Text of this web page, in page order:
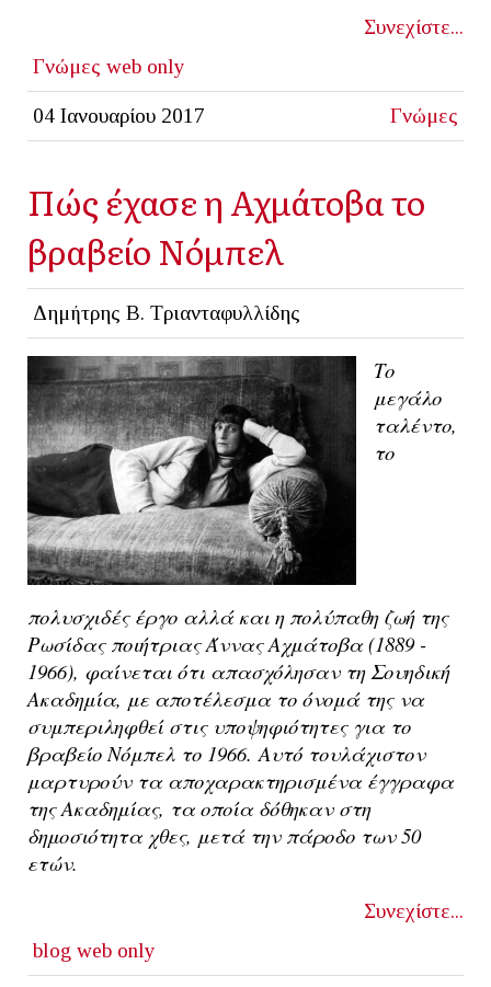
Συνεχίστε...
Γνώμες web only
04 Ιανουαρίου 2017 Γνώμες
Πώς έχασε η Αχμάτοβα το
βραβείο Νόμπελ
Δημήτρης Β. Τριανταφυλλίδης
Το
μεγάλο
ταλέντο,
το
πολυσχιδές έργο αλλά και η πολύπαθη ζωή της
Ρωσίδας ποιήτριας Άννας Αχμάτοβα (1889 -
1966), φαίνεται ότι απασχόλησαν τη Σουηδική
Ακαδημία, με αποτέλεσμα το όνομά της να
συμπεριληφθεί στις υποψηφιότητες για το
βραβείο Νόμπελ το 1966. Αυτό τουλάχιστον
μαρτυρούν τα αποχαρακτηρισμένα έγγραφα
της Ακαδημίας, τα οποία δόθηκαν στη
δημοσιότητα χθες, μετά την πάροδο των 50
ετών.
Συνεχίστε...
blog web only